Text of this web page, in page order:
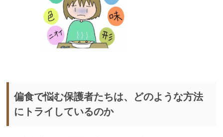
偏食で悩む保護者たちは、どのような方法
にトライしているのか